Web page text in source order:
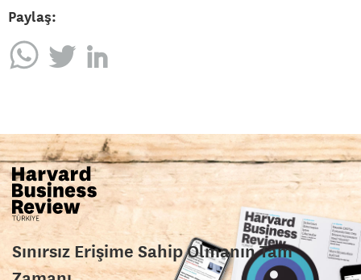
Paylaş:
Sınırsız Erişime Sahip Olmanın Tam